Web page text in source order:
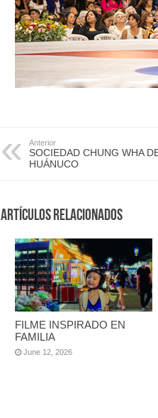
Anterior
SOCIEDAD CHUNG WHA
HUÁNUCO
Artículos Relacionados
FILME INSPIRADO EN
FAMILIA
June 12, 2026